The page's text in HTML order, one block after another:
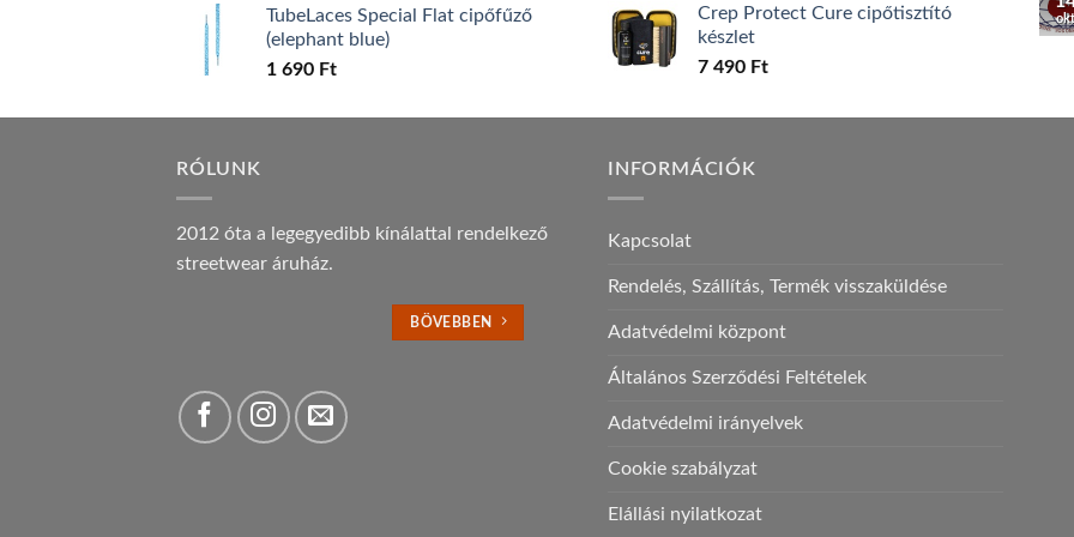
TubeLaces Special Flat cipőfűző
(elephant blue)
1 690 Ft
Crep Protect Cure cipőtisztító
készlet
7 490 Ft
okt
RÓLUNK
2012 óta a legegyedibb kínálattal rendelkező
streetwear áruház.
BÖVEBBEN
INFORMÁCIÓK
Kapcsolat
Rendelés, Szállítás, Termék visszaküldése
Adatvédelmi központ
Általános Szerződési Feltételek
Adatvédelmi irányelvek
Cookie szabályzat
Elállási nyilatkozat